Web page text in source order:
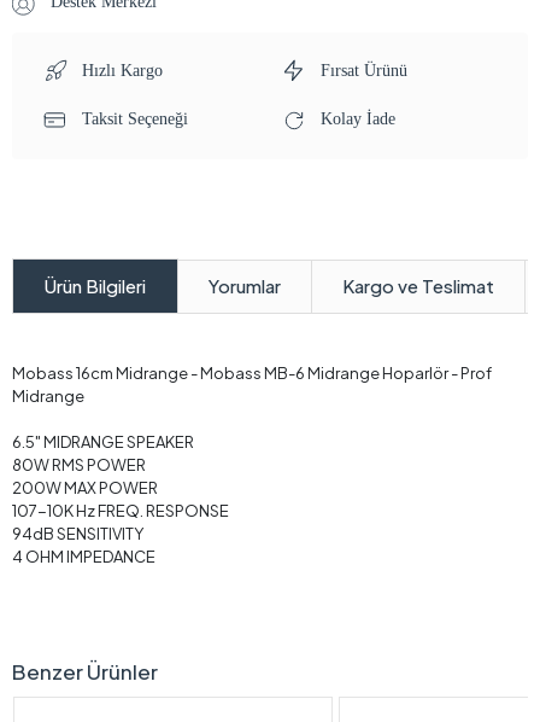
Hızlı Kargo Fırsat Ürünü
Taksit Seçeneği Kolay İade
Ürün Bilgileri Yorumlar Kargo ve Teslimat
Mobass 16cm Midrange - Mobass MB-6 Midrange Hoparlör - Prof
Midrange
6.5" MIDRANGE SPEAKER
80W RMS POWER
200W MAX POWER
107-10K Hz FREQ. RESPONSE
94dB SENSITIVITY
4 OHM IMPEDANCE
Benzer Ürünler